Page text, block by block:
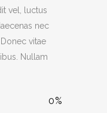
vel, luctus
nec
vitae
Nullam
0%